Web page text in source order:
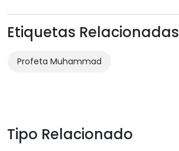
Etiquetas Relacionadas
Profeta Muhammad
Tipo Relacionado